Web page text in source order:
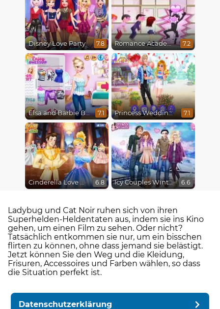
Disney Love Party 7.8 Romance Academy 7.2
Elsa and Barbie Blind Date 7.1 Princess Wedding Drama 7.1
Cinderella Love On The Run 6.8 Icy Couples Winter Time 6.6
Ladybug und Cat Noir ruhen sich von ihren
Superhelden-Heldentaten aus, indem sie ins Kino
gehen, um einen Film zu sehen. Oder nicht?
Tatsächlich entkommen sie nur, um ein bisschen
flirten zu können, ohne dass jemand sie belästigt.
Jetzt können Sie den Weg und die Kleidung,
Frisuren, Accessoires und Farben wählen, so dass
die Situation perfekt ist.
Datenschutzerklärung